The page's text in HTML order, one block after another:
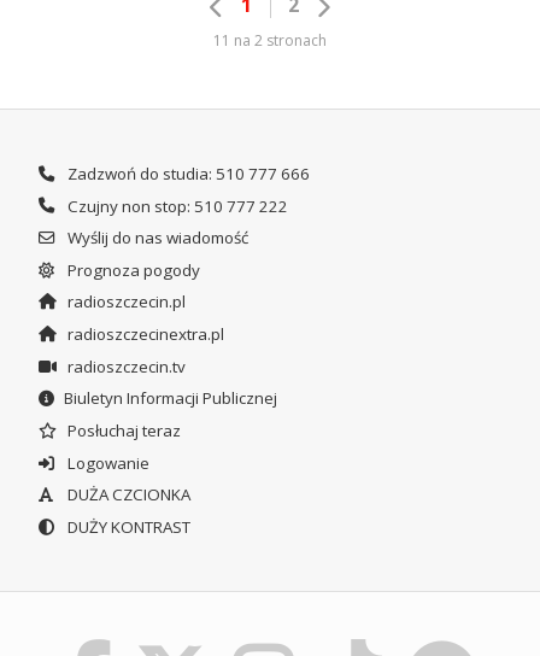
11 na 2 stronach
Zadzwoń do studia: 510 777 666
Czujny non stop: 510 777 222
Wyślij do nas wiadomość
Prognoza pogody
radioszczecin.pl
radioszczecinextra.pl
radioszczecin.tv
Biuletyn Informacji Publicznej
Posłuchaj teraz
Logowanie
DUŻA CZCIONKA
DUŻY KONTRAST